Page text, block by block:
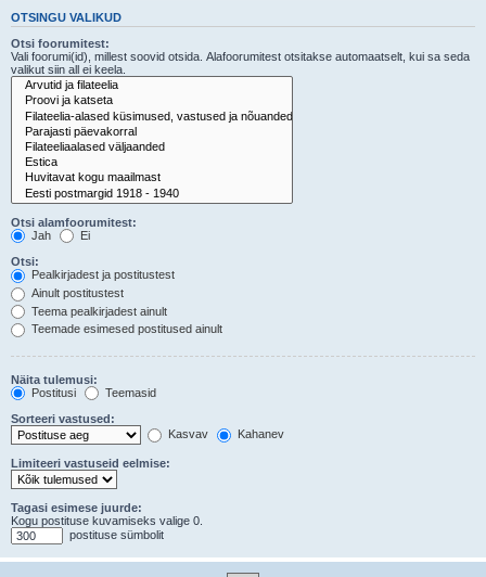
OTSINGU VALIKUD
Otsi foorumitest:
Vali foorumi(id), millest soovid otsida. Alafoorumitest otsitakse automaatselt, kui sa seda
valikut siin all ei keela.
Otsi alamfoorumitest:
Jah
Ei
Otsi:
Pealkirjadest ja postitustest
Ainult postitustest
Teema pealkirjadest ainult
Teemade esimesed postitused ainult
Näita tulemusi:
Postitusi
Teemasid
Sorteeri vastused:
Kasvav
Kahanev
Limiteeri vastuseid eelmise:
Tagasi esimese juurde:
Kogu postituse kuvamiseks valige 0.
postituse sümbolit